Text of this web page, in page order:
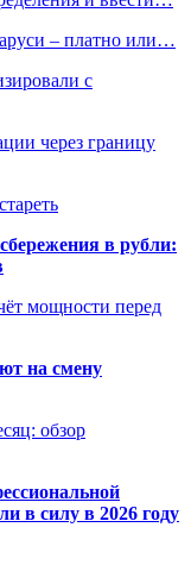
– платно или…
с
через границу
в рубли:
мощности перед
на смену
обзор
в силу в 2026 году